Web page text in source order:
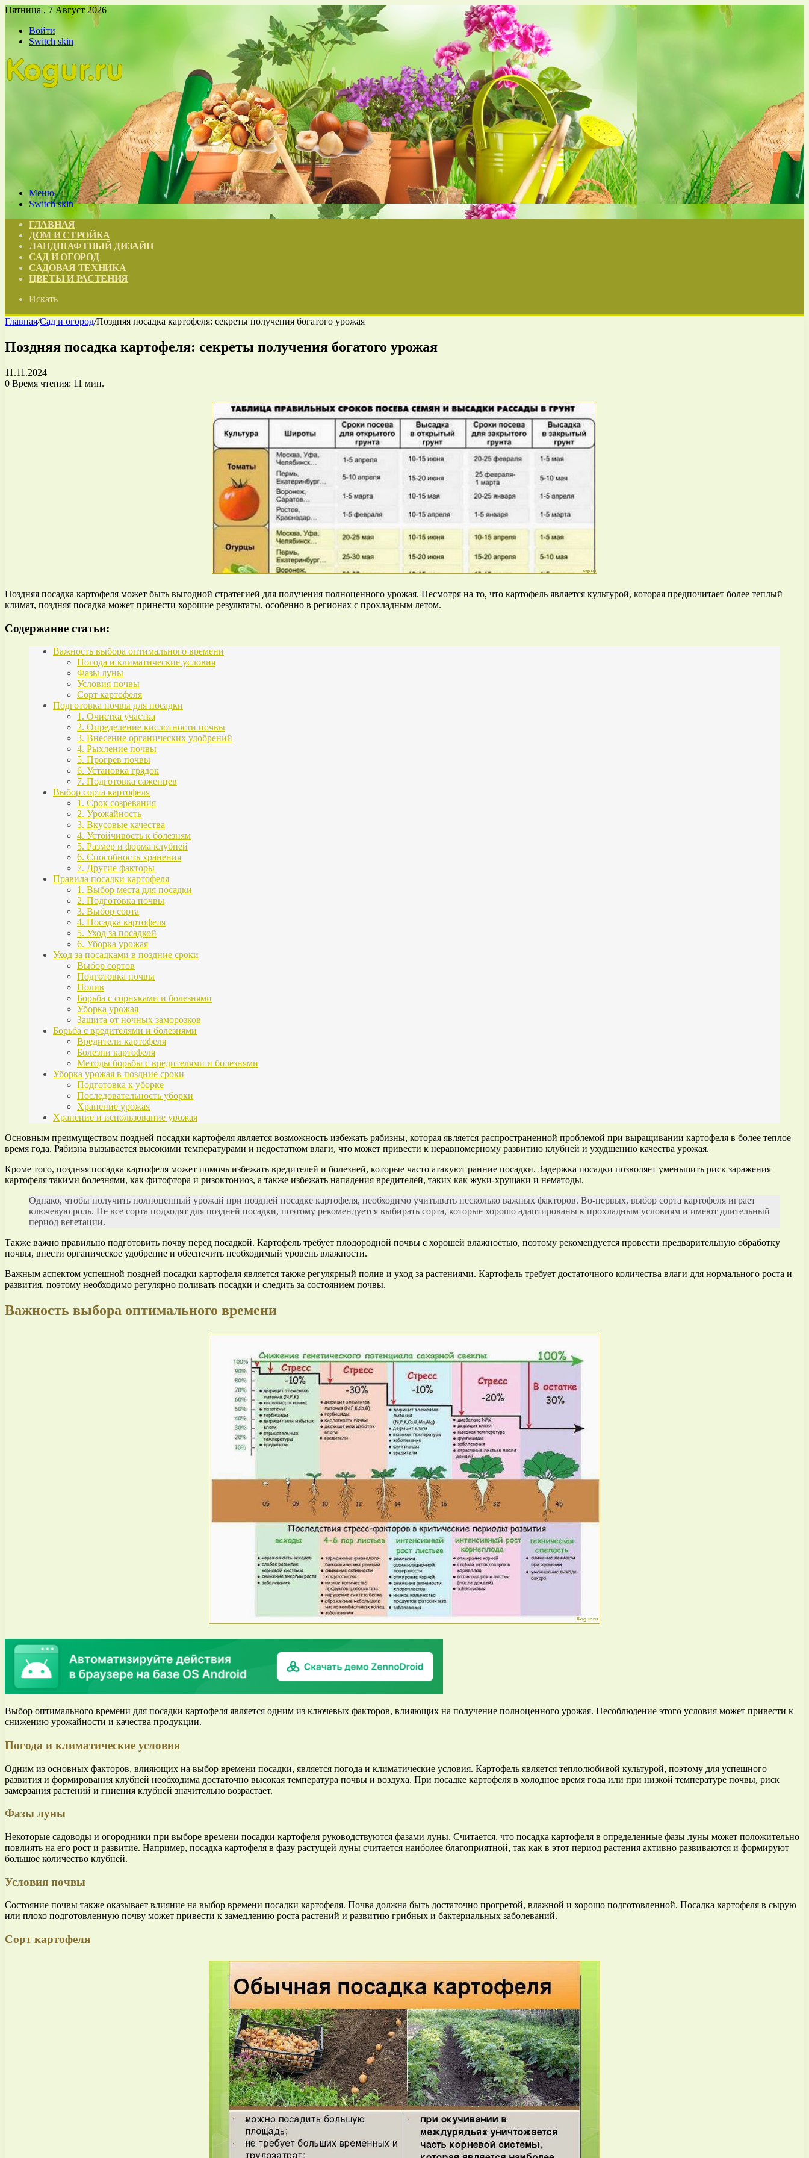
Пятница , 7 Август 2026
Войти
Switch skin
Меню
Switch skin
ГЛАВНАЯ
ДОМ И СТРОЙКА
ЛАНДШАФТНЫЙ ДИЗАЙН
САД И ОГОРОД
САДОВАЯ ТЕХНИКА
ЦВЕТЫ И РАСТЕНИЯ
Искать
Главная/Сад и огород/Поздняя посадка картофеля: секреты получения богатого урожая
Поздняя посадка картофеля: секреты получения богатого урожая
11.11.2024
0 Время чтения: 11 мин.
Поздняя посадка картофеля может быть выгодной стратегией для получения полноценного урожая. Несмотря на то, что картофель является культурой, которая предпочитает более теплый
климат, поздняя посадка может принести хорошие результаты, особенно в регионах с прохладным летом.
Содержание статьи:
Важность выбора оптимального времени
Погода и климатические условия
Фазы луны
Условия почвы
Сорт картофеля
Подготовка почвы для посадки
1. Очистка участка
2. Определение кислотности почвы
3. Внесение органических удобрений
4. Рыхление почвы
5. Прогрев почвы
6. Установка грядок
7. Подготовка саженцев
Выбор сорта картофеля
1. Срок созревания
2. Урожайность
3. Вкусовые качества
4. Устойчивость к болезням
5. Размер и форма клубней
6. Способность хранения
7. Другие факторы
Правила посадки картофеля
1. Выбор места для посадки
2. Подготовка почвы
3. Выбор сорта
4. Посадка картофеля
5. Уход за посадкой
6. Уборка урожая
Уход за посадками в поздние сроки
Выбор сортов
Подготовка почвы
Полив
Борьба с сорняками и болезнями
Уборка урожая
Защита от ночных заморозков
Борьба с вредителями и болезнями
Вредители картофеля
Болезни картофеля
Методы борьбы с вредителями и болезнями
Уборка урожая в поздние сроки
Подготовка к уборке
Последовательность уборки
Хранение урожая
Хранение и использование урожая
Основным преимуществом поздней посадки картофеля является возможность избежать рябизны, которая является распространенной проблемой при выращивании картофеля в более теплое
время года. Рябизна вызывается высокими температурами и недостатком влаги, что может привести к неравномерному развитию клубней и ухудшению качества урожая.
Кроме того, поздняя посадка картофеля может помочь избежать вредителей и болезней, которые часто атакуют ранние посадки. Задержка посадки позволяет уменьшить риск заражения
картофеля такими болезнями, как фитофтора и ризоктониоз, а также избежать нападения вредителей, таких как жуки-хрущаки и нематоды.
Однако, чтобы получить полноценный урожай при поздней посадке картофеля, необходимо учитывать несколько важных факторов. Во-первых, выбор сорта картофеля играет
ключевую роль. Не все сорта подходят для поздней посадки, поэтому рекомендуется выбирать сорта, которые хорошо адаптированы к прохладным условиям и имеют длительный
период вегетации.
Также важно правильно подготовить почву перед посадкой. Картофель требует плодородной почвы с хорошей влажностью, поэтому рекомендуется провести предварительную обработку
почвы, внести органическое удобрение и обеспечить необходимый уровень влажности.
Важным аспектом успешной поздней посадки картофеля является также регулярный полив и уход за растениями. Картофель требует достаточного количества влаги для нормального роста и
развития, поэтому необходимо регулярно поливать посадки и следить за состоянием почвы.
Важность выбора оптимального времени
Выбор оптимального времени для посадки картофеля является одним из ключевых факторов, влияющих на получение полноценного урожая. Несоблюдение этого условия может привести к
снижению урожайности и качества продукции.
Погода и климатические условия
Одним из основных факторов, влияющих на выбор времени посадки, является погода и климатические условия. Картофель является теплолюбивой культурой, поэтому для успешного
развития и формирования клубней необходима достаточно высокая температура почвы и воздуха. При посадке картофеля в холодное время года или при низкой температуре почвы, риск
замерзания растений и гниения клубней значительно возрастает.
Фазы луны
Некоторые садоводы и огородники при выборе времени посадки картофеля руководствуются фазами луны. Считается, что посадка картофеля в определенные фазы луны может положительно
повлиять на его рост и развитие. Например, посадка картофеля в фазу растущей луны считается наиболее благоприятной, так как в этот период растения активно развиваются и формируют
большое количество клубней.
Условия почвы
Состояние почвы также оказывает влияние на выбор времени посадки картофеля. Почва должна быть достаточно прогретой, влажной и хорошо подготовленной. Посадка картофеля в сырую
или плохо подготовленную почву может привести к замедлению роста растений и развитию грибных и бактериальных заболеваний.
Сорт картофеля